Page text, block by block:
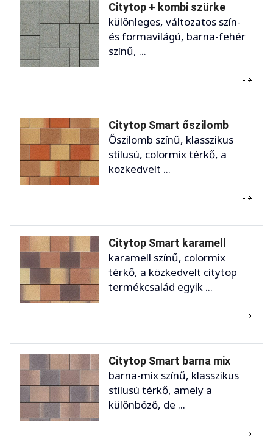
Citytop + kombi szürke
különleges, változatos szín-
és formavilágú, barna-fehér
színű, ...
Citytop Smart őszilomb
Őszilomb színű, klasszikus
stílusú, colormix térkő, a
közkedvelt ...
Citytop Smart karamell
karamell színű, colormix
térkő, a közkedvelt citytop
termékcsalád egyik ...
Citytop Smart barna mix
barna-mix színű, klasszikus
stílusú térkő, amely a
különböző, de ...